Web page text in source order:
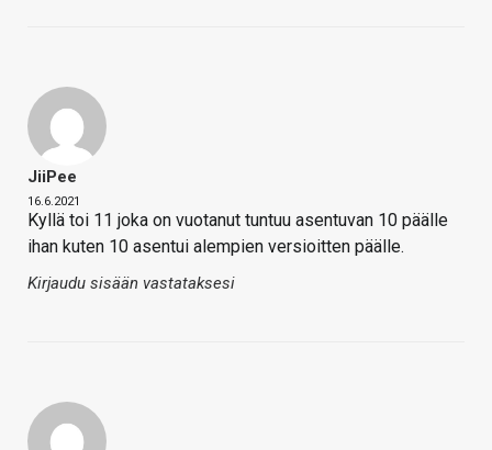
JiiPee
16.6.2021
Kyllä toi 11 joka on vuotanut tuntuu asentuvan 10 päälle
ihan kuten 10 asentui alempien versioitten päälle.
Kirjaudu sisään vastataksesi